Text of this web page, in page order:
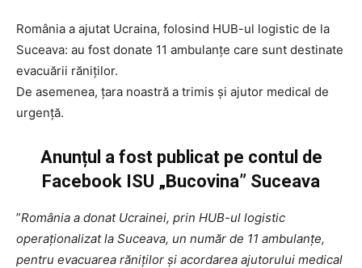
România a ajutat Ucraina, folosind HUB-ul logistic de la
Suceava: au fost donate 11 ambulanţe care sunt destinate
evacuării răniților.
De asemenea, țara noastră a trimis și ajutor medical de
urgență.
Anunțul a fost publicat pe contul de
Facebook ISU „Bucovina” Suceava
”România a donat Ucrainei, prin HUB-ul logistic
operaţionalizat la Suceava, un număr de 11 ambulanţe,
pentru evacuarea răniţilor şi acordarea ajutorului medical